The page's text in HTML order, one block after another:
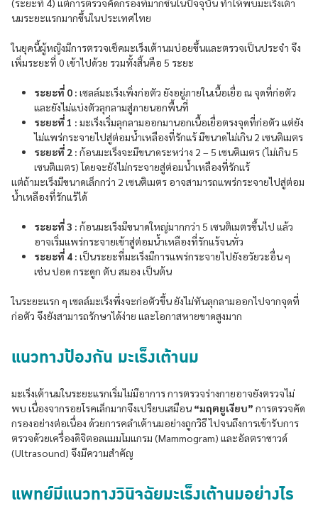
(ระยะที่ 4) แต่การตรวจคัดกรองที่มากขึ้นในปัจจุบัน ทำให้พบมะเร็งเต้า
นมระยะแรกมากขึ้นในประเทศไทย
ในยุคนี้ผู้หญิงมีการตรวจเช็คมะเร็งเต้านมบ่อยขึ้นและตรวจเป็นประจำ จึง
เพิ่มระยะที่ 0 เข้าไปด้วย รวมทั้งสิ้นคือ 5 ระยะ
ระยะที่ 0 : เซลล์มะเร็งเพิ่งก่อตัว ยังอยู่ภายในเนื้อเยื่อ ณ จุดที่ก่อตัว
และยังไม่แบ่งตัวลุกลามสู่ภายนอกพื้นที่
ระยะที่ 1 : มะเร็งเริ่มลุกลามออกมานอกเนื้อเยื่อตรงจุดที่ก่อตัว แต่ยัง
ไม่แพร่กระจายไปสู่ต่อมน้ำเหลืองที่รักแร้ มีขนาดไม่เกิน 2 เซนติเมตร
ระยะที่ 2 : ก้อนมะเร็งจะมีขนาดระหว่าง 2 – 5 เซนติเมตร (ไม่เกิน 5
เซนติเมตร) โดยจะยังไม่กระจายสู่ต่อมน้ำเหลืองที่รักแร้
แต่ถ้ามะเร็งมีขนาดเล็กกว่า 2 เซนติเมตร อาจสามารถแพร่กระจายไปสู่ต่อม
น้ำเหลืองที่รักแร้ได้
ระยะที่ 3 : ก้อนมะเร็งมีขนาดใหญ่มากกว่า 5 เซนติเมตรขึ้นไป แล้ว
อาจเริ่มแพร่กระจายเข้าสู่ต่อมน้ำเหลืองที่รักแร้จนทั่ว
ระยะที่ 4 : เป็นระยะที่มะเร็งมีการแพร่กระจายไปยังอวัยวะอื่น ๆ
เช่น ปอด กระดูก ตับ สมอง เป็นต้น
ในระยะแรก ๆ เซลล์มะเร็งพึ่งจะก่อตัวขึ้น ยังไม่ทันลุกลามออกไปจากจุดที่
ก่อตัว จึงยังสามารถรักษาได้ง่าย และโอกาสหายขาดสูงมาก
แนวทางป้องกัน มะเร็งเต้านม
มะเร็งเต้านมในระยะแรกเริ่มไม่มีอาการ การตรวจร่างกายอาจยังตรวจไม่
พบ เนื่องจากรอยโรคเล็กมากจึงเปรียบเสมือน “มฤตยูเงียบ” การตรวจคัด
กรองอย่างต่อเนื่อง ด้วยการคลำเต้านมอย่างถูกวิธี ไปจนถึงการเข้ารับการ
ตรวจด้วยเครื่องดิจิตอลแมมโมแกรม (Mammogram) และอัลตราซาวด์
(Ultrasound) จึงมีความสำคัญ
แพทย์มีแนวทางวินิจฉัยมะเร็งเต้านมอย่างไร